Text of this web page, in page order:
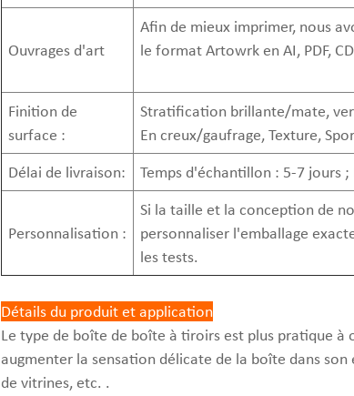
Ouvrages d'art
Afin de mieux imprimer, nous
le format Artowrk en AI, PDF,
Finition de
surface :
Stratification brillante/mate,
En creux/gaufrage, Texture,
Délai de livraison:
Temps d'échantillon : 5-7 jours
Personnalisation :
Si la taille et la conception de
personnaliser l'emballage
les tests.
Détails du produit et application
Le type de boîte de boîte à tiroirs est plus pratique
augmenter la sensation délicate de la boîte dans
de vitrines, etc. .